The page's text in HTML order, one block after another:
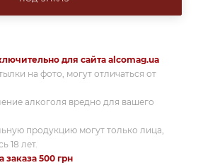
для сайта alcomag.ua
на фото, могут отличаться от
алкоголя вредно для вашего
продукцию могут только лица,
18 лет.
500 грн